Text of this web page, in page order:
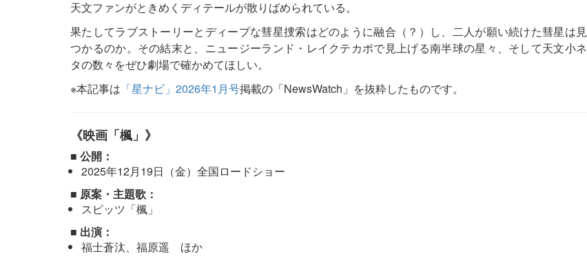
天文ファンがときめくディテールが散りばめられている。
果たしてラブストーリーとディープな彗星捜索はどのように融合（？）し、二人が願い続けた彗星は見
つかるのか。その結末と、ニュージーランド・レイクテカポで見上げる南半球の星々、そして天文小ネ
タの数々をぜひ劇場で確かめてほしい。
※本記事は 「星ナビ」2026年1月号掲載の「NewsWatch」を抜粋したものです。
《映画「楓」》
■ 公開：
2025年12月19日（金）全国ロードショー
■ 原案・主題歌：
スピッツ「楓」
■ 出演：
福士蒼汰、福原遥 ほか